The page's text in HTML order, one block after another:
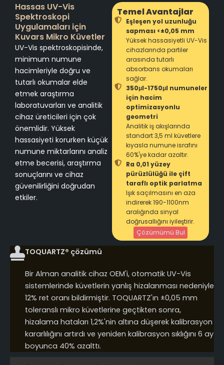
Hassas UV-Vis
Spektroskopi
Uygulamaları için
Kuvars Mikro Küvetler
UV-Vis spektroskopisinde,
minimum numune
hacimleriyle doğru ve
tutarlı okumalar elde
etmek araştırma
laboratuvarları ve analitik
cihaz üreticileri için çok
önemlidir. Yüksek
hassasiyeti korurken küçük
numune miktarlarını analiz
etme becerisi, araştırma
sonuçlarını ve cihaz
güvenilirliğini doğrudan
etkiler.
Temel Avantajlar
Eşleşen yol uzunluğu
sapması <±0,05 mm
Yüksek hassasiyetli UV-Vis
cihazlarında partiler
arasında tutarlı
absorbans okumaları
sağlar.
350μl-1750μl numuneler
için hacim
optimizasyonlu
geometri
Analitik iş akışlarında
standart 3,5 ml küvetlere
kıyasla numune israfını
60%'ye kadar azaltır.
Ra 0,01 yüzey
pürüzlülüğü ile çift
taraflı optik parlatma
Işık saçılmasını en aza
indirerek 190-1100nm
aralığında sinyal
doğrusallığını iyileştirir.
Çözümümü Bul
TOQUARTZ® çözümü
Bir Alman analitik cihaz OEM'i, otomatik UV-Vis
sistemlerinde küvetlerin yanlış hizalanması nedeniyle
12% ret oranı bildirmiştir. TOQUARTZ'ın ±0,05 mm
toleranslı mikro küvetlerine geçtikten sonra,
hizalama hataları 1,2%'nin altına düşerek kalibrasyon
kararlılığını artırdı ve yeniden kalibrasyon sıklığını 6 ay
boyunca 40% azalttı.